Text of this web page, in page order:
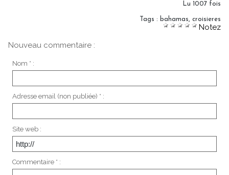
Lu 1007 fois
Tags : bahamas, croisieres
Notez
Nouveau commentaire :
Nom * :
Adresse email (non publiée) * :
Site web :
Commentaire * :